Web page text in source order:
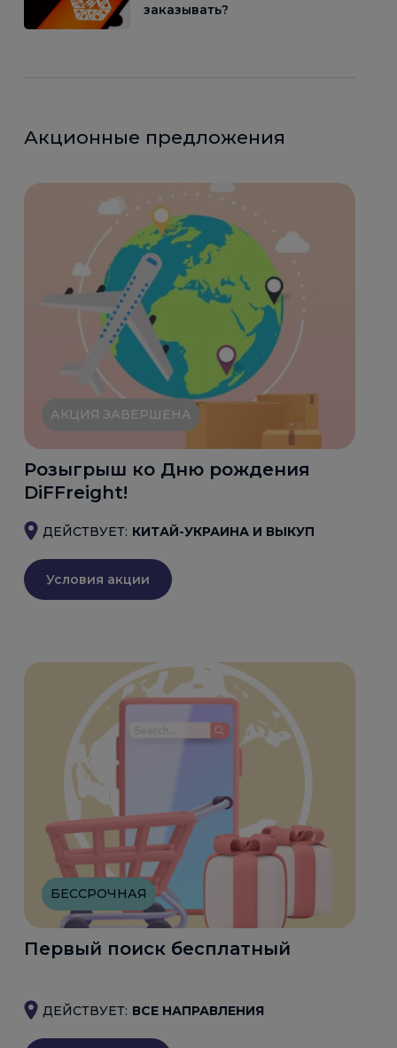
заказывать?
Акционные предложения
АКЦИЯ ЗАВЕРШЕНА
Розыгрыш ко Дню рождения
DiFFreight!
ДЕЙСТВУЕТ: КИТАЙ-УКРАИНА И ВЫКУП
Условия акции
БЕССРОЧНАЯ
Первый поиск бесплатный
ДЕЙСТВУЕТ: ВСЕ НАПРАВЛЕНИЯ